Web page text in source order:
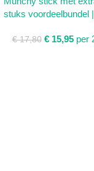
stuks voordeelbundel
€17,80 €15,95 per